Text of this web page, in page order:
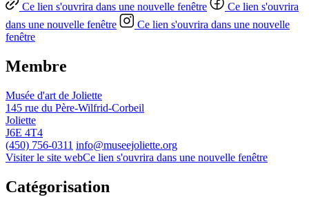
Ce lien s'ouvrira dans une nouvelle fenêtre
Ce lien s'ouvrira
dans une nouvelle fenêtre
Ce lien s'ouvrira dans une nouvelle
fenêtre
Membre
Musée d'art de Joliette
145 rue du Père-Wilfrid-Corbeil
Joliette
J6E 4T4
(450) 756-0311 info@museejoliette.org
Visiter le site webCe lien s'ouvrira dans une nouvelle fenêtre
Catégorisation